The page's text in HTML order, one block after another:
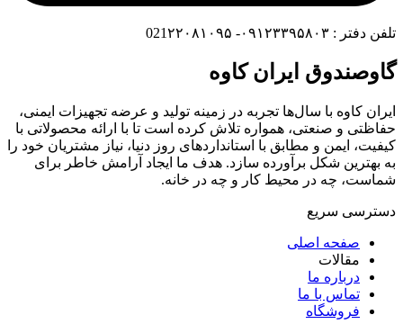
تلفن دفتر : ۰۹۱۲۳۳۹۵۸۰۳- 021۲۲۰۸۱۰۹۵
گاوصندوق ایران کاوه
ایران کاوه با سال‌ها تجربه در زمینه تولید و عرضه تجهیزات ایمنی،
حفاظتی و صنعتی، همواره تلاش کرده است تا با ارائه محصولاتی با
کیفیت، ایمن و مطابق با استانداردهای روز دنیا، نیاز مشتریان خود را
به بهترین شکل برآورده سازد. هدف ما ایجاد آرامش خاطر برای
شماست، چه در محیط کار و چه در خانه.
دسترسی سریع
صفحه اصلی
مقالات
درباره ما
تماس با ما
فروشگاه